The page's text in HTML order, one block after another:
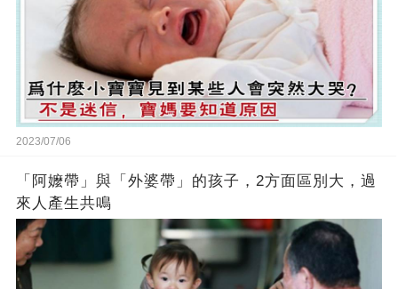
2023/07/06
「阿嬤帶」與「外婆帶」的孩子，2方面區別大，過
來人產生共鳴